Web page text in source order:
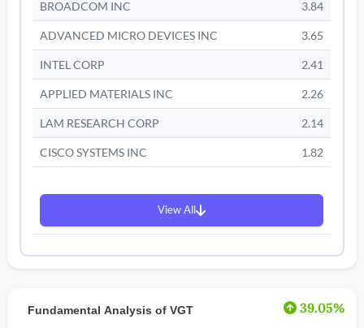
BROADCOM INC 3.84
ADVANCED MICRO DEVICES INC 3.65
INTEL CORP 2.41
APPLIED MATERIALS INC 2.26
LAM RESEARCH CORP 2.14
CISCO SYSTEMS INC 1.82
View All
39.05%
Fundamental Analysis of VGT